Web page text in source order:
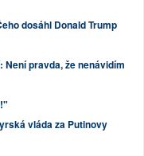
dosáhl Donald Trump
pravda, že nenávidím
vláda za Putinovy